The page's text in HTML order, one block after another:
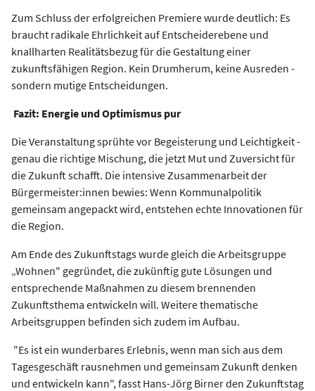
Zum Schluss der erfolgreichen Premiere wurde deutlich: Es
braucht radikale Ehrlichkeit auf Entscheiderebene und
knallharten Realitätsbezug für die Gestaltung einer
zukunftsfähigen Region. Kein Drumherum, keine Ausreden -
sondern mutige Entscheidungen.
Fazit: Energie und Optimismus pur
Die Veranstaltung sprühte vor Begeisterung und Leichtigkeit -
genau die richtige Mischung, die jetzt Mut und Zuversicht für
die Zukunft schafft. Die intensive Zusammenarbeit der
Bürgermeister:innen bewies: Wenn Kommunalpolitik
gemeinsam angepackt wird, entstehen echte Innovationen für
die Region.
Am Ende des Zukunftstags wurde gleich die Arbeitsgruppe
„Wohnen" gegründet, die zukünftig gute Lösungen und
entsprechende Maßnahmen zu diesem brennenden
Zukunftsthema entwickeln will. Weitere thematische
Arbeitsgruppen befinden sich zudem im Aufbau.
"Es ist ein wunderbares Erlebnis, wenn man sich aus dem
Tagesgeschäft rausnehmen und gemeinsam Zukunft denken
und entwickeln kann", fasst Hans-Jörg Birner den Zukunftstag